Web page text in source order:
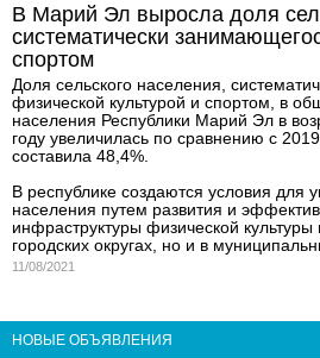
В Марий Эл выросла доля
систематически
спортом
Доля сельского населения,
физической культурой и спортом, в
населения Республики Марий Эл в
году увеличилась по сравнению с
составила 48,4%.
В республике создаются условия для
населения путем развития и
инфраструктуры физической культуры
городских округах, но и в
11/08/2021
НОВЫЕ ОБЪЯВЛЕНИЯ